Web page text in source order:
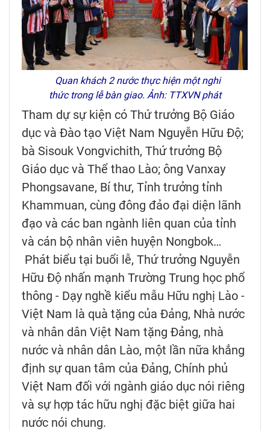
Quan khách 2 nước thực hiện một nghi
thức trong lễ bàn giao. Ảnh: TTXVN phát
Tham dự sự kiện có Thứ trưởng Bộ Giáo
dục và Đào tạo Việt Nam Nguyễn Hữu Độ;
bà Sisouk Vongvichith, Thứ trưởng Bộ
Giáo dục và Thể thao Lào; ông Vanxay
Phongsavane, Bí thư, Tỉnh trưởng tỉnh
Khammuan, cùng đông đảo đại diện lãnh
đạo và các ban ngành liên quan của tỉnh
và cán bộ nhân viên huyện Nongbok…
Phát biểu tại buổi lễ, Thứ trưởng Nguyễn
Hữu Độ nhấn mạnh Trường Trung học phổ
thông - Dạy nghề kiểu mẫu Hữu nghị Lào -
Việt Nam là quà tặng của Đảng, Nhà nước
và nhân dân Việt Nam tặng Đảng, nhà
nước và nhân dân Lào, một lần nữa khẳng
định sự quan tâm của Đảng, Chính phủ
Việt Nam đối với ngành giáo dục nói riêng
và sự hợp tác hữu nghị đặc biệt giữa hai
nước nói chung.